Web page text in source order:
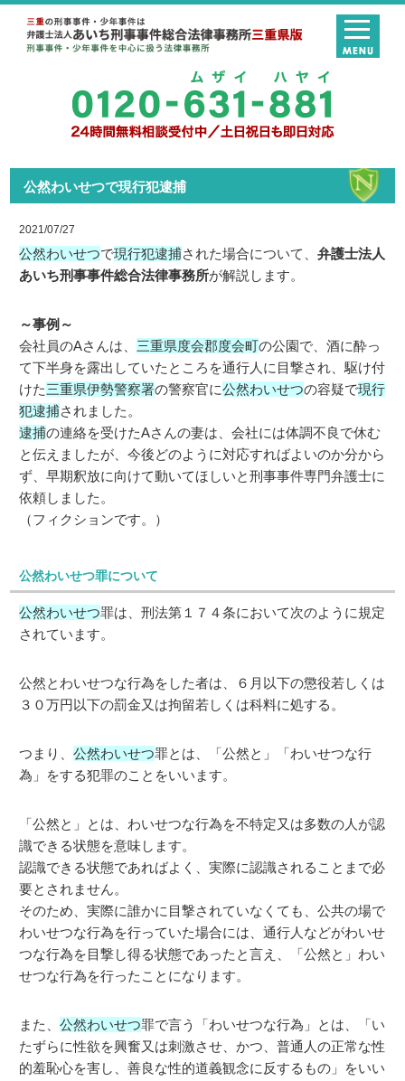
公然わいせつで現行犯逮捕
2021/07/27
公然わいせつで現行犯逮捕された場合について、弁護士法人
あいち刑事事件総合法律事務所が解説します。
～事例～
会社員のAさんは、 三重県度会郡度会町の公園で、酒に酔っ
て下半身を露出していたところを通行人に目撃され、駆け付
けた三重県伊勢警察署の警察官に公然わいせつの容疑で現行
犯逮捕されました。
逮捕の連絡を受けたAさんの妻は、会社には体調不良で休む
と伝えましたが、今後どのように対応すればよいのか分から
ず、早期釈放に向けて動いてほしいと刑事事件専門弁護士に
依頼しました。
（フィクションです。）
公然わいせつ罪について
公然わいせつ罪は、刑法第１７４条において次のように規定
されています。
公然とわいせつな行為をした者は、６月以下の懲役若しくは
３０万円以下の罰金又は拘留若しくは科料に処する。
つまり、公然わいせつ罪とは、「公然と」「わいせつな行
為」をする犯罪のことをいいます。
「公然と」とは、わいせつな行為を不特定又は多数の人が認
識できる状態を意味します。
認識できる状態であればよく、実際に認識されることまで必
要とされません。
そのため、実際に誰かに目撃されていなくても、公共の場で
わいせつな行為を行っていた場合には、通行人などがわいせ
つな行為を目撃し得る状態であったと言え、「公然と」わい
せつな行為を行ったことになります。
また、公然わいせつ罪で言う「わいせつな行為」とは、「い
たずらに性欲を興奮又は刺激させ、かつ、普通人の正常な性
的羞恥心を害し、善良な性的道義観念に反するもの」をいい